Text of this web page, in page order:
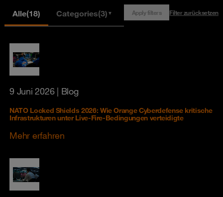
Alle(18) Categories(3) ▼ Apply filters Filter zurücksetzen
9 Juni 2026| Blog
NATO Locked Shields 2026: Wie Orange Cyberdefense kritische
Infrastrukturen unter Live-Fire-Bedingungen verteidigte
Mehr erfahren